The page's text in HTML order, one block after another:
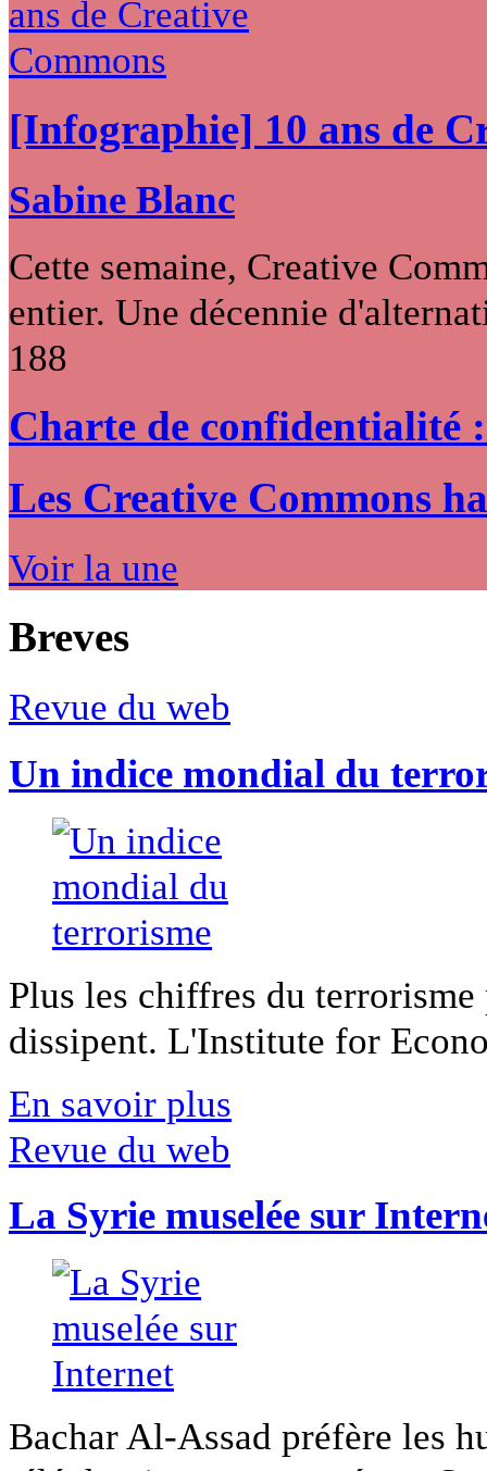
[Infographie] 10 ans de
Sabine Blanc
Cette semaine, Creative
entier. Une décennie
188
Charte de confidentialité
Les Creative Commons
Voir la une
Breves
Revue du web
Un indice mondial du
Plus les chiffres du
dissipent. L'Institute for
En savoir plus
Revue du web
La Syrie muselée sur
Bachar Al-Assad préfère les